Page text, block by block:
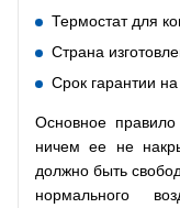
Термостат для
Страна
Срок гарантии
Основное
ничем ее не
должно быть
нормального